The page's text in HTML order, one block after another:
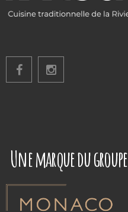
Une marque du groupe